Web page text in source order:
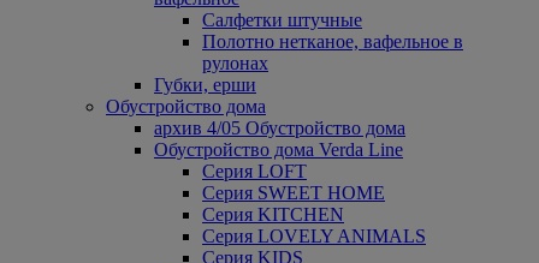
Салфетки штучные
Полотно нетканое, вафельное в
рулонах
Губки, ерши
Обустройство дома
архив 4/05 Обустройство дома
Обустройство дома Verda Line
Серия LOFT
Серия SWEET HOME
Серия KITCHEN
Серия LOVELY ANIMALS
Серия KIDS